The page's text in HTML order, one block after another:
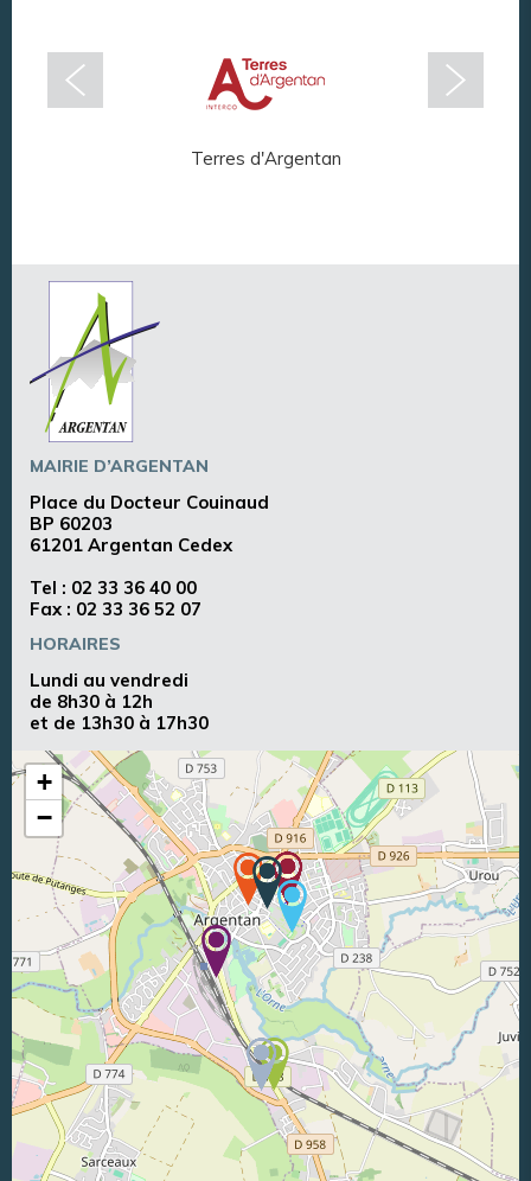
Terres d'Argentan
MAIRIE D’ARGENTAN
Place du Docteur Couinaud
BP 60203
61201 Argentan Cedex
Tel : 02 33 36 40 00
Fax : 02 33 36 52 07
HORAIRES
Lundi au vendredi
de 8h30 à 12h
et de 13h30 à 17h30
+
−